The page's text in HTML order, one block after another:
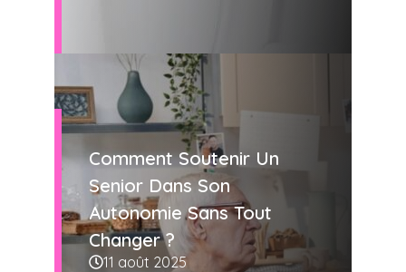
Comment Soutenir Un
Senior Dans Son
Autonomie Sans Tout
Changer ?
11 août 2025